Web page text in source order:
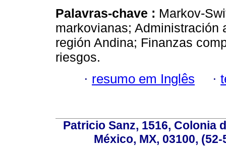
Palavras-chave : Markov-
markovianas; Administración
región Andina; Finanzas
riesgos.
· resumo em Inglês ·
Patricio Sanz, 1516, Colonia
México, MX, 03100,